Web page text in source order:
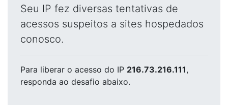
Seu IP fez diversas tentativas de
acessos suspeitos a sites hospedados
conosco.
Para liberar o acesso do IP 216.73.216.111,
responda ao desafio abaixo.